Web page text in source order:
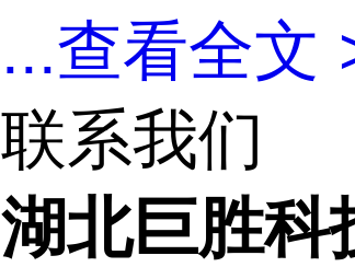
...查看全文
联系我们
湖北巨胜科